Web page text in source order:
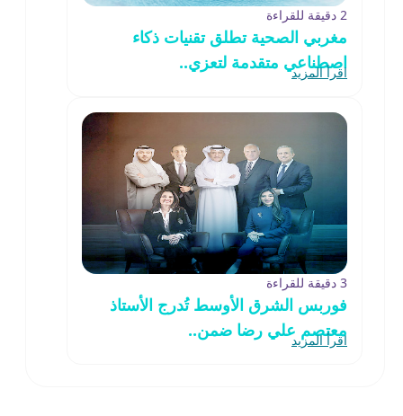
2 دقيقة للقراءة
مغربي الصحية تطلق تقنيات ذكاء
اصطناعي متقدمة لتعزي..
اقرأ المزيد
3 دقيقة للقراءة
فوربس الشرق الأوسط تُدرج الأستاذ
معتصم علي رضا ضمن..
اقرأ المزيد